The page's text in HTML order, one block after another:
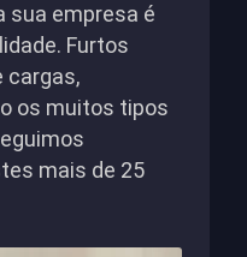
sua empresa é
Furtos
cargas,
os muitos tipos
mais de 25